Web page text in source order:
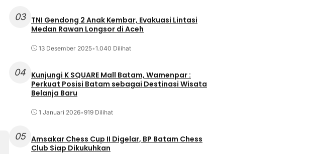
03
TNI Gendong 2 Anak Kembar, Evakuasi Lintasi
Medan Rawan Longsor di Aceh
13 Desember 2025•1.040 Dilihat
04 Kunjungi K SQUARE Mall Batam, Wamenpar :
Perkuat Posisi Batam sebagai Destinasi Wisata
Belanja Baru
1 Januari 2026•919 Dilihat
05 Amsakar Chess Cup II Digelar, BP Batam Chess
Club Siap Dikukuhkan